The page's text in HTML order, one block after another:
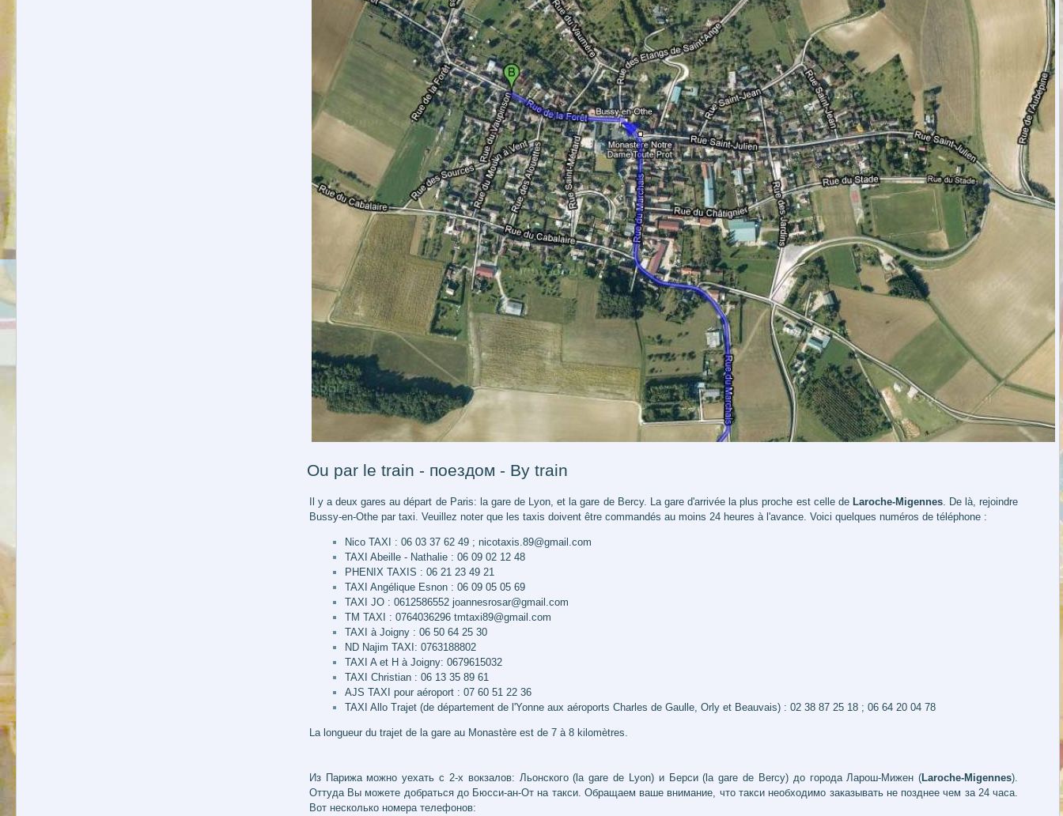
Ou par le train - поездом - By train
Il y a deux gares au départ de Paris: la gare de Lyon, et la gare de Bercy. La gare d'arrivée la plus proche est celle de Laroche-Migennes. De là, rejoindre
Bussy-en-Othe par taxi. Veuillez noter que les taxis doivent être commandés au moins 24 heures à l'avance. Voici quelques numéros de téléphone :
Nico TAXI : 06 03 37 62 49 ; nicotaxis.89@gmail.com
TAXI Abeille - Nathalie : 06 09 02 12 48
PHENIX TAXIS : 06 21 23 49 21
TAXI Angélique Esnon : 06 09 05 05 69
TAXI JO : 0612586552 joannesrosar@gmail.com
TM TAXI : 0764036296 tmtaxi89@gmail.com
TAXI à Joigny : 06 50 64 25 30
ND Najim TAXI: 0763188802
TAXI A et H à Joigny: 0679615032
TAXI Christian : 06 13 35 89 61
AJS TAXI pour aéroport : 07 60 51 22 36
TAXI Allo Trajet (de département de l'Yonne aux aéroports Charles de Gaulle, Orly et Beauvais) : 02 38 87 25 18 ; 06 64 20 04 78
La longueur du trajet de la gare au Monastère est de 7 à 8 kilomètres.
Из Парижа можно уехать с 2-х вокзалов: Льонского (la gare de Lyon) и Берси (la gare de Bercy) до города Ларош-Мижен (Laroche-Migennes).
Оттуда Вы можете добраться до Бюсси-ан-От на такси. Обращаем ваше внимание, что такси необходимо заказывать не позднее чем за 24 часа.
Вот несколько номера телефонов: